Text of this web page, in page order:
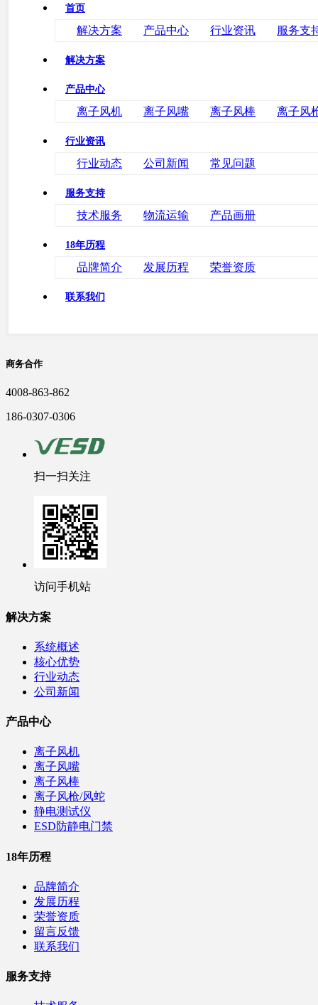
首页
解决方案 产品中心 行业资讯 服务支
解决方案
产品中心
离子风机 离子风嘴 离子风棒 离子风
行业资讯
行业动态 公司新闻 常见问题
服务支持
技术服务 物流运输 产品画册
18年历程
品牌简介 发展历程 荣誉资质
联系我们
商务合作
4008-863-862
186-0307-0306
扫一扫关注
访问手机站
解决方案
系统概述
核心优势
行业动态
公司新闻
产品中心
离子风机
离子风嘴
离子风棒
离子风枪/风蛇
静电测试仪
ESD防静电门禁
18年历程
品牌简介
发展历程
荣誉资质
留言反馈
联系我们
服务支持